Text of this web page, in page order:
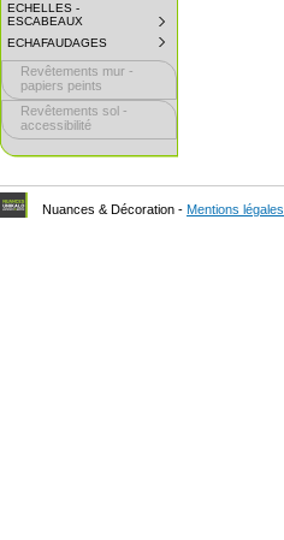
ECHELLES -
ESCABEAUX
COLLAPSED.
CLICK
TO
EXPAND
ECHAFAUDAGES
COLLAPSED.
CLICK
EXPAND
SUBMENU.
Revêtements mur -
papiers peints
Revêtements sol -
accessibilité
Nuances & Décoration - Mentions légales